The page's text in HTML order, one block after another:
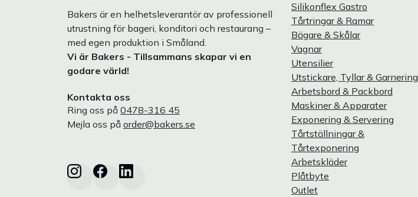
Bakers är en helhetsleverantör av professionell
utrustning för bageri, konditori och restaurang –
med egen produktion i Småland.
Vi är Bakers - Tillsammans skapar vi en
godare värld!
Kontakta oss
Ring oss på 0478-316 45
Mejla oss på order@bakers.se
Silikonflex Gastro
Tårtringar & Ramar
Bägare & Skålar
Vagnar
Utensilier
Utstickare, Tyllar & Garnering
Arbetsbord & Packbord
Maskiner & Apparater
Exponering & Servering
Tårtställningar &
Tårtexponering
Arbetskläder
Plåtbyte
Outlet